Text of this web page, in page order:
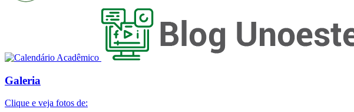
Galeria
Clique e veja fotos de: